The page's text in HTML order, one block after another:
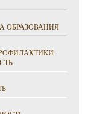
ОБРАЗОВАНИЯ